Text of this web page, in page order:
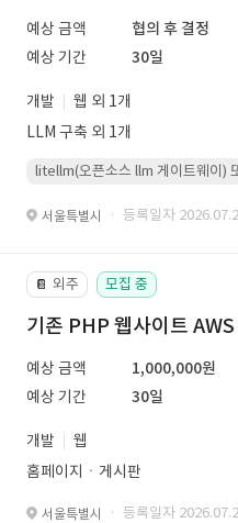
예상 금액
협의 후 결정
예상 기간
30일
개발
웹 외 1개
LLM 구축 외 1개
litellm(오픈소스 llm 게이트웨이)
서울특별시 · 등록일자
📔 외주 모집 중
기존 PHP 웹사이트
예상 금액
1,000,000원
예상 기간
30일
개발
웹
홈페이지ㆍ게시판
서울특별시 · 등록일자